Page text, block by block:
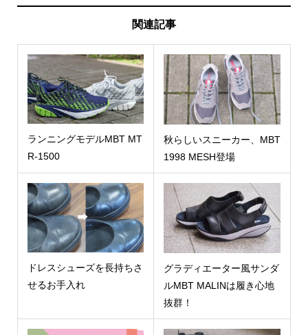
関連記事
ランニングモデルMBT MT
R-1500
秋らしいスニーカー、MBT
1998 MESH登場
ドレスシューズを長持ちさ
せるお手入れ
グラディエーター風サンダ
ルMBT MALINは履き心地
抜群！